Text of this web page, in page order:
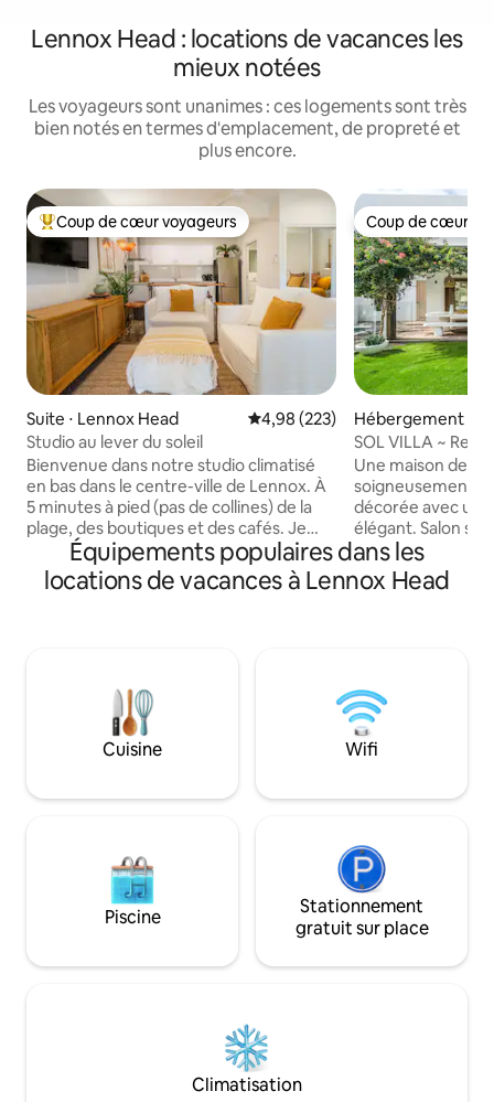
Lennox Head : locations de vacances les
mieux notées
Les voyageurs sont unanimes : ces logements sont très
bien notés en termes d'emplacement, de propreté et
plus encore.
Coups de cœur voyageurs les plus appréciés
Coup de cœur voyageurs
Suite ⋅ Lennox Head Évaluation moyenne sur la
4,98 (223)
Studio au lever du soleil
Bienvenue dans notre studio climatisé
en bas dans le centre-ville de Lennox. À
5 minutes à pied (pas de collines) de la
plage, des boutiques et des cafés. Je
dois mentionner que vous devez
monter 10 marches en bois pour entrer
dans le studio. Le studio dispose d'un lit
d'une buanderie, d'un barbecue. De
plus, tous les extras dont vous avez
besoin pour profiter d'un séjour
relaxant, y compris les arrivées
avez des questions, envoyez un
Coup de cœur
Coup de cœur
Hébergement ⋅
SOL VILLA ~
10 COUCHAGES
Une maison de
soigneusement
décorée avec un
élégant. Salon
permet aux
groupes de 10
se détendre
comme à l'extérieur. La
dispose de
qui enveloppent
atmosphère
détendez
Équipements populaires dans les
locations de vacances à Lennox Head
Cuisine Wifi
Piscine
Stationnement
gratuit sur place
Climatisation